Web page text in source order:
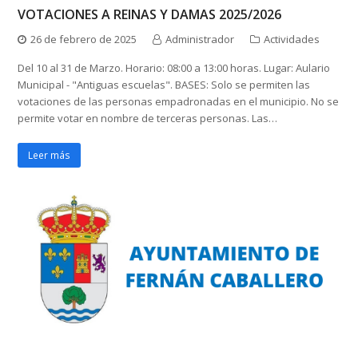
VOTACIONES A REINAS Y DAMAS 2025/2026
26 de febrero de 2025 Administrador
Actividades
Del 10 al 31 de Marzo. Horario: 08:00 a 13:00 horas. Lugar: Aulario
Municipal - "Antiguas escuelas". BASES: Solo se permiten las
votaciones de las personas empadronadas en el municipio. No se
permite votar en nombre de terceras personas. Las…
Leer más